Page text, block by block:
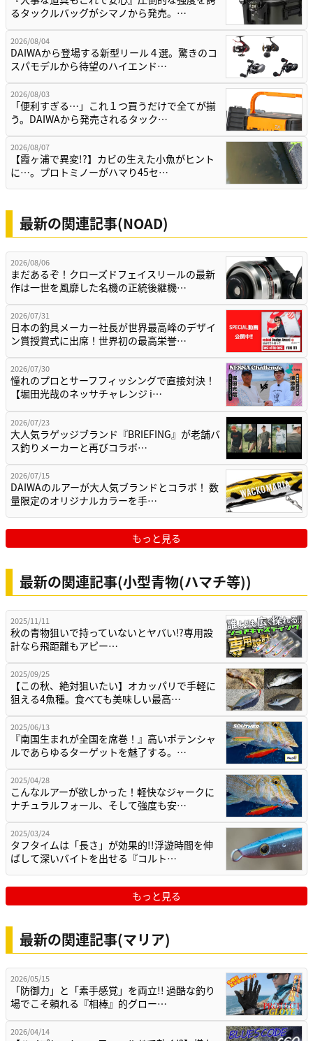
るタックルバッグがシマノから発売。…
2026/08/04
DAIWAから登場する新型リール４選。驚きのコ
スパモデルから待望のハイエンド…
2026/08/03
「便利すぎる…」これ１つ買うだけで全てが揃
う。DAIWAから発売されるタック…
2026/08/07
【霞ヶ浦で異変!?】カビの生えた小魚がヒント
に…。プロトミノーがハマり45セ…
最新の関連記事(NOAD)
2026/08/06
まだあるぞ！クローズドフェイスリールの最新
作は一世を風靡した名機の正統後継機…
2026/07/31
日本の釣具メーカー社長が世界最高峰のデザイ
ン賞授賞式に出席！世界初の最高栄誉…
2026/07/30
憧れのプロとサーフフィッシングで直接対決！
【堀田光哉のネッサチャレンジ i…
2026/07/23
大人気ラゲッジブランド『BRIEFING』が老舗バ
ス釣りメーカーと再びコラボ…
2026/07/15
DAIWAのルアーが大人気ブランドとコラボ！ 数
量限定のオリジナルカラーを手…
もっと見る
最新の関連記事(小型青物(ハマチ等))
2025/11/11
秋の青物狙いで持っていないとヤバい⁉専用設
計なら飛距離もアピー…
2025/09/25
【この秋、絶対狙いたい】オカッパリで手軽に
狙える4魚種。食べても美味しい最高…
2025/06/13
『南国生まれが全国を席巻！』高いポテンシャ
ルであらゆるターゲットを魅了する。…
2025/04/28
こんなルアーが欲しかった！軽快なジャークに
ナチュラルフォール、そして強度も安…
2025/03/24
タフタイムは「長さ」が効果的!!浮遊時間を伸
ばして深いバイトを出せる『コルト…
もっと見る
最新の関連記事(マリア)
2026/05/15
「防御力」と「素手感覚」を両立!! 過酷な釣り
場でこそ頼れる『相棒』的グロー…
2026/04/14